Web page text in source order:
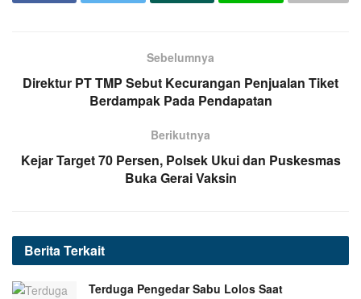
Sebelumnya
Direktur PT TMP Sebut Kecurangan Penjualan Tiket
Berdampak Pada Pendapatan
Berikutnya
Kejar Target 70 Persen, Polsek Ukui dan Puskesmas
Buka Gerai Vaksin
BeritaTerkait
Terduga Pengedar Sabu Lolos Saat